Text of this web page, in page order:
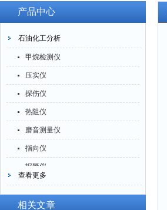
产品中心
石油化工分析
甲烷检测仪
压实仪
探伤仪
热阻仪
磨音测量仪
指向仪
报警仪
灰分仪
氮氧化物仪
查看更多
相关文章